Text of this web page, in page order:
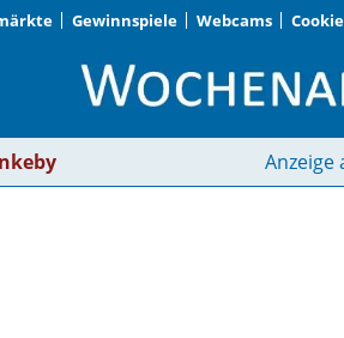
Gewinnspiele Webcams
Anzeige